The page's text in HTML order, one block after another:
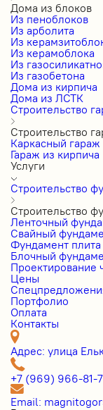
Дома из блоков
Из пеноблоков
Из арболита
Из
Из керамоблока
Из
Из газобетона
Дома из кирпича
Дома из ЛСТК
Строительство
Строительство
Каркасный гараж
Гараж из кирпича
Услуги
Строительство
Строительство
Ленточный
Свайный
Фундамент плита
Блочный
Проектирование
Цены
Портфолио
Оплата
Контакты
Адрес: улица
+7 (969) 966-81-
Email: